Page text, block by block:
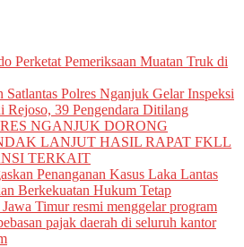
Perketat Pemeriksaan Muatan Truk di
Polres Nganjuk Gelar Inspeksi
Rejoso, 39 Pengendara Ditilang
NGANJUK DORONG
LANJUT HASIL RAPAT FKLL
TERKAIT
Penanganan Kasus Laka Lantas
Berkekuatan Hukum Tetap
Timur resmi menggelar program
pajak daerah di seluruh kantor